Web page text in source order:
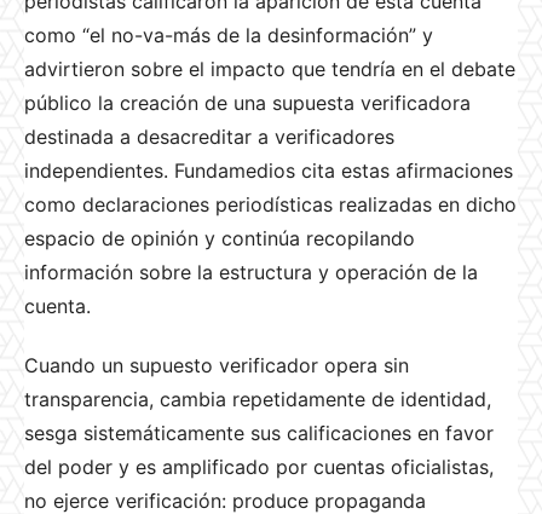
como “el no-va-más de la desinformación” y
advirtieron sobre el impacto que tendría en el debate
público la creación de una supuesta verificadora
destinada a desacreditar a verificadores
independientes. Fundamedios cita estas afirmaciones
como declaraciones periodísticas realizadas en dicho
espacio de opinión y continúa recopilando
información sobre la estructura y operación de la
cuenta.
Cuando un supuesto verificador opera sin
transparencia, cambia repetidamente de identidad,
sesga sistemáticamente sus calificaciones en favor
del poder y es amplificado por cuentas oficialistas,
no ejerce verificación: produce propaganda